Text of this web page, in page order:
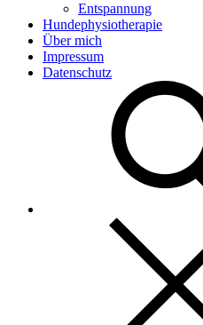
Entspannung
Hundephysiotherapie
Über mich
Impressum
Datenschutz